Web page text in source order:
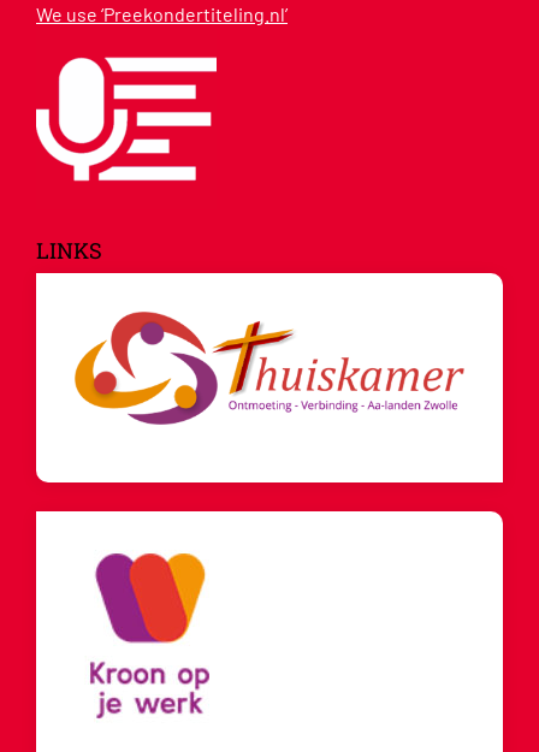
We use ‘Preekondertiteling.nl’
LINKS